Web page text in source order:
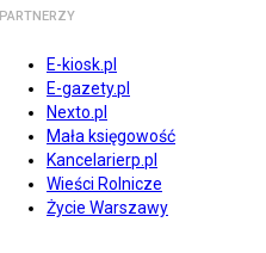
PARTNERZY
E-kiosk.pl
E-gazety.pl
Nexto.pl
Mała księgowość
Kancelarierp.pl
Wieści Rolnicze
Życie Warszawy